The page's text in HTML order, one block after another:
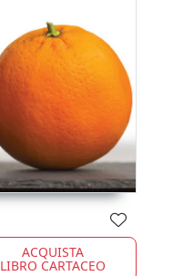
ACQUISTA
LIBRO CARTACEO